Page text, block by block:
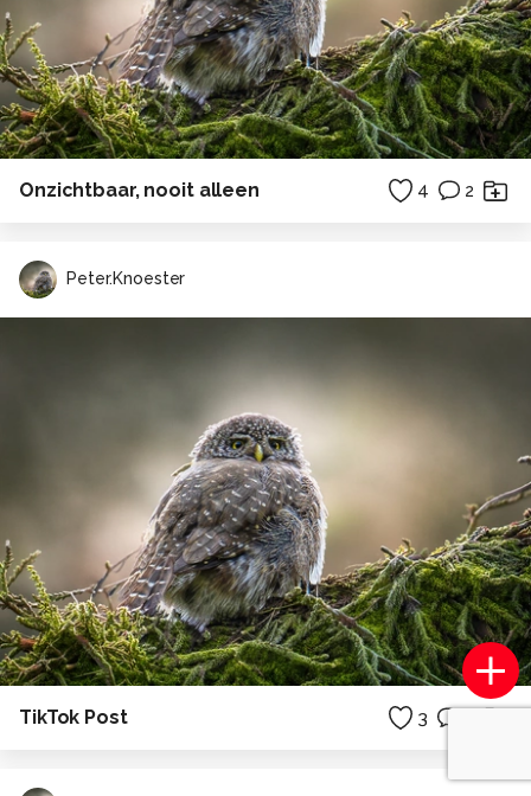
Onzichtbaar, nooit alleen 4 2
Peter.Knoester
TikTok Post 3